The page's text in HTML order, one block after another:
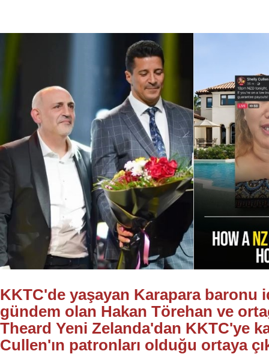
KKTC'de yaşayan Karapara baronu
gündem olan Hakan Törehan ve
Theard Yeni Zelanda'dan KKTC'ye
Cullen'ın patronları olduğu ortaya